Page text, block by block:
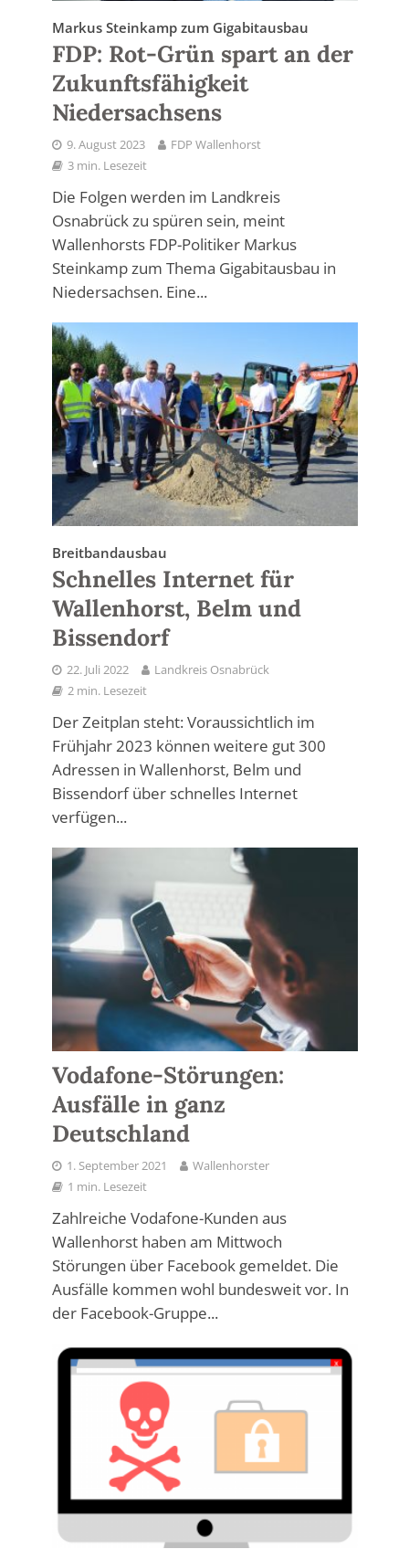
Markus Steinkamp zum Gigabitausbau
FDP: Rot-Grün spart an der
Zukunftsfähigkeit
Niedersachsens
9. August 2023
FDP Wallenhorst
3 min. Lesezeit
Die Folgen werden im Landkreis
Osnabrück zu spüren sein, meint
Wallenhorsts FDP-Politiker Markus
Steinkamp zum Thema Gigabitausbau in
Niedersachsen. Eine...
Breitbandausbau
Schnelles Internet für
Wallenhorst, Belm und
Bissendorf
22. Juli 2022
Landkreis Osnabrück
2 min. Lesezeit
Der Zeitplan steht: Voraussichtlich im
Frühjahr 2023 können weitere gut 300
Adressen in Wallenhorst, Belm und
Bissendorf über schnelles Internet
verfügen...
Vodafone-Störungen:
Ausfälle in ganz
Deutschland
1. September 2021
Wallenhorster
1 min. Lesezeit
Zahlreiche Vodafone-Kunden aus
Wallenhorst haben am Mittwoch
Störungen über Facebook gemeldet. Die
Ausfälle kommen wohl bundesweit vor. In
der Facebook-Gruppe...